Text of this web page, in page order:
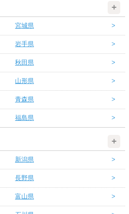
宮城県
岩手県
秋田県
山形県
青森県
福島県
新潟県
長野県
富山県